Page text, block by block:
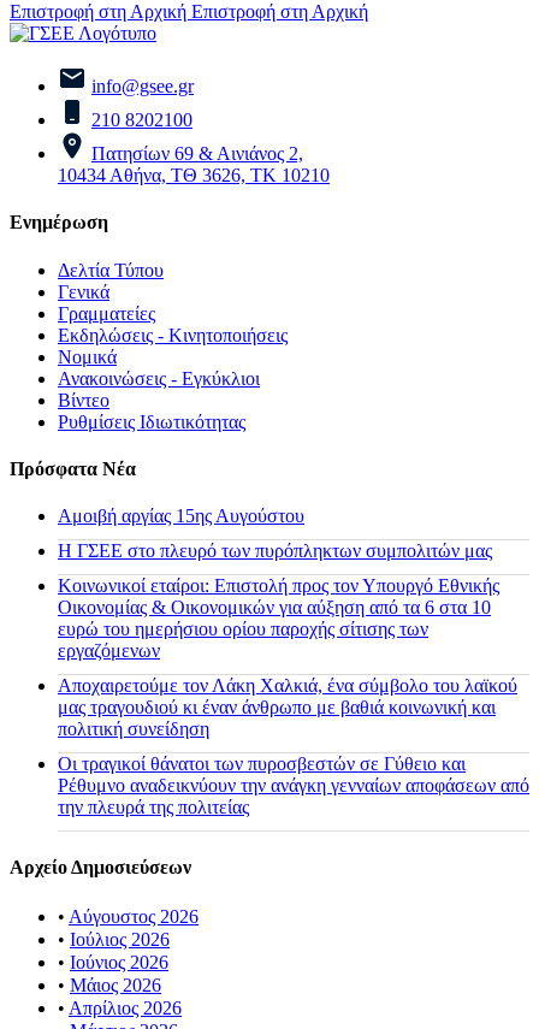
Επιστροφή στη Αρχική Επιστροφή στη Αρχική
info@gsee.gr
210 8202100
Πατησίων 69 & Αινιάνος 2,
10434 Αθήνα, ΤΘ 3626, ΤΚ 10210
Ενημέρωση
Δελτία Τύπου
Γενικά
Γραμματείες
Εκδηλώσεις - Κινητοποιήσεις
Νομικά
Ανακοινώσεις - Εγκύκλιοι
Βίντεο
Ρυθμίσεις Ιδιωτικότητας
Πρόσφατα Νέα
Αμοιβή αργίας 15ης Αυγούστου
H ΓΣΕΕ στο πλευρό των πυρόπληκτων συμπολιτών μας
Κοινωνικοί εταίροι: Επιστολή προς τον Υπουργό Εθνικής
Οικονομίας & Οικονομικών για αύξηση από τα 6 στα 10
ευρώ του ημερήσιου ορίου παροχής σίτισης των
εργαζόμενων
Αποχαιρετούμε τον Λάκη Χαλκιά, ένα σύμβολο του λαϊκού
μας τραγουδιού κι έναν άνθρωπο με βαθιά κοινωνική και
πολιτική συνείδηση
Οι τραγικοί θάνατοι των πυροσβεστών σε Γύθειο και
Ρέθυμνο αναδεικνύουν την ανάγκη γενναίων αποφάσεων από
την πλευρά της πολιτείας
Αρχείο Δημοσιεύσεων
• Αύγουστος 2026
• Ιούλιος 2026
• Ιούνιος 2026
• Μάιος 2026
• Απρίλιος 2026